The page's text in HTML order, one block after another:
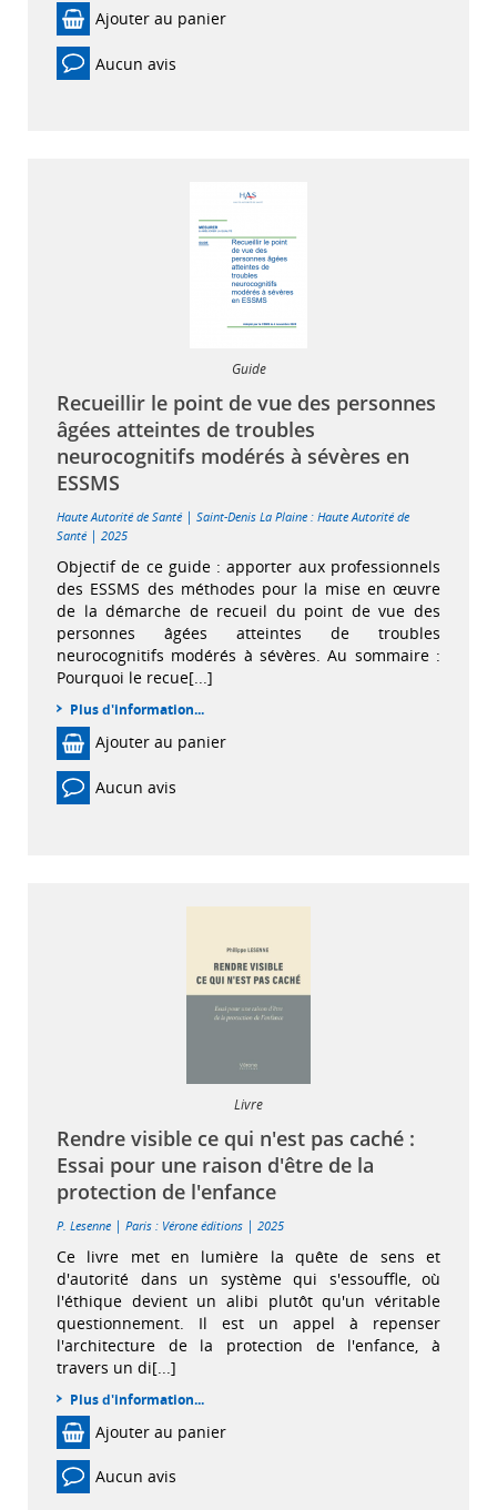
Ajouter au panier
Aucun avis
Guide
Recueillir le point de vue des personnes
âgées atteintes de troubles
neurocognitifs modérés à sévères en
ESSMS
Haute Autorité de Santé | Saint-Denis La Plaine : Haute Autorité de
Santé | 2025
Objectif de ce guide : apporter aux professionnels
des ESSMS des méthodes pour la mise en œuvre
de la démarche de recueil du point de vue des
personnes âgées atteintes de troubles
neurocognitifs modérés à sévères. Au sommaire :
Pourquoi le recue[...]
Plus d'information...
Ajouter au panier
Aucun avis
Livre
Rendre visible ce qui n'est pas caché :
Essai pour une raison d'être de la
protection de l'enfance
P. Lesenne | Paris : Vérone éditions | 2025
Ce livre met en lumière la quête de sens et
d'autorité dans un système qui s'essouffle, où
l'éthique devient un alibi plutôt qu'un véritable
questionnement. Il est un appel à repenser
l'architecture de la protection de l'enfance, à
travers un di[...]
Plus d'information...
Ajouter au panier
Aucun avis